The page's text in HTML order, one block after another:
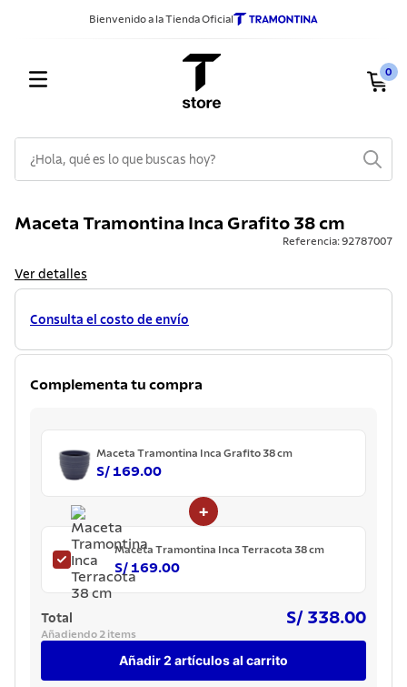
Bienvenido a la Tienda Oficial
0
Maceta Tramontina Inca Grafito 38 cm
Referencia:92787007
Ver detalles
Consulta el costo de envío
Complementa tu compra
Maceta Tramontina Inca Grafito 38 cm
S/ 169.00
+
Maceta Tramontina Inca Terracota 38 cm
S/ 169.00
Total S/ 338.00
Añadiendo 2 items
Añadir 2 artículos al carrito
1.
sarten
3.
cuchillos
4.
cubiertos
5.
juego ollas
6.
lavadero
tetera
grano
cuchillo